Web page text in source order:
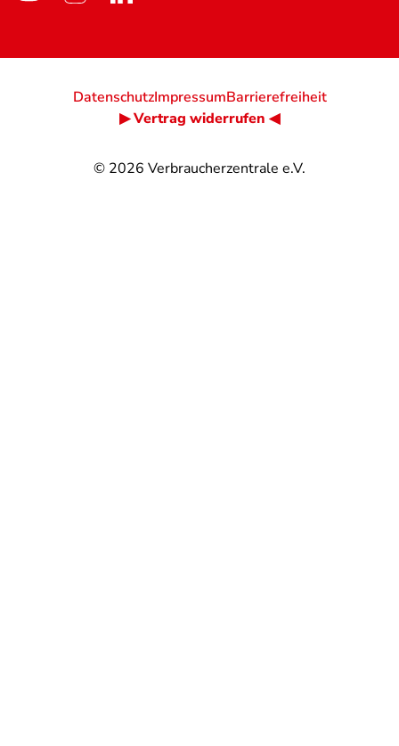
© 2026 Verbraucherzentrale e.V.
DatenschutzImpressumBarrierefreiheit
▶ Vertrag widerrufen ◀